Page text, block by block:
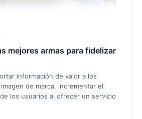
mejores armas para fidelizar
información de valor a los
de marca, incrementar el
los usuarios al ofrecer un servicio